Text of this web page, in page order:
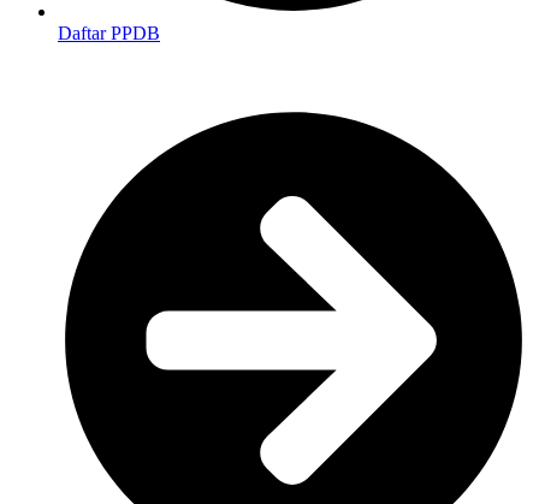
Daftar PPDB